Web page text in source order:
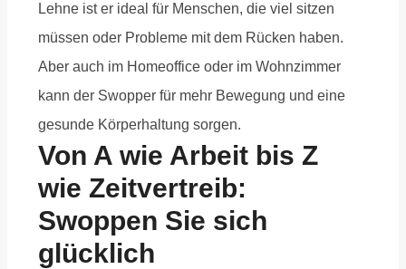
Lehne ist er ideal für Menschen, die viel sitzen
müssen oder Probleme mit dem Rücken haben.
Aber auch im Homeoffice oder im Wohnzimmer
kann der Swopper für mehr Bewegung und eine
gesunde Körperhaltung sorgen.
Von A wie Arbeit bis Z
wie Zeitvertreib:
Swoppen Sie sich
glücklich